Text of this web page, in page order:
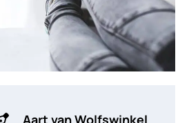
Aart van Wolfswinkel